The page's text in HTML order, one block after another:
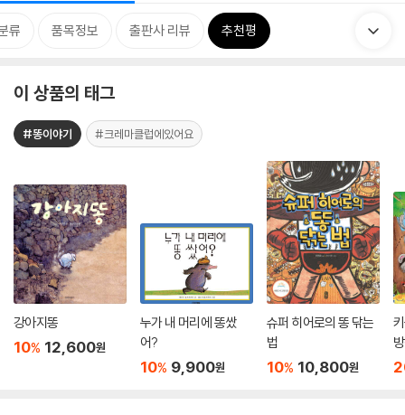
류 품목정보 출판사 리뷰 추천평
이 상품의 태그
#똥이야기 #크레마클럽에있어요
강아지똥
10% 12,600원
누가 내 머리에 똥쌌
어?
10% 9,900원
슈퍼 히어로의 똥 닦는
법
10% 10,800원